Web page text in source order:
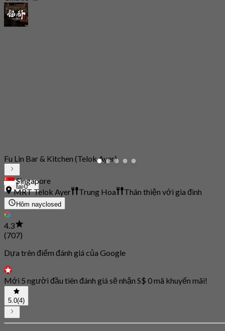
0
Fu Lin Bar & Kitchen (Telok Ayer)
Singapore
MRT Telok Ayer
Trung Hoa Thân thiện với gia đình
Hôm nayclosed
4.3
(707)
Dựa trên điểm đánh giá của Google
Mới 5 người đầu tiên đánh giá sẽ nhận S$ 0 mã khuyến mãi!
5.0(4)